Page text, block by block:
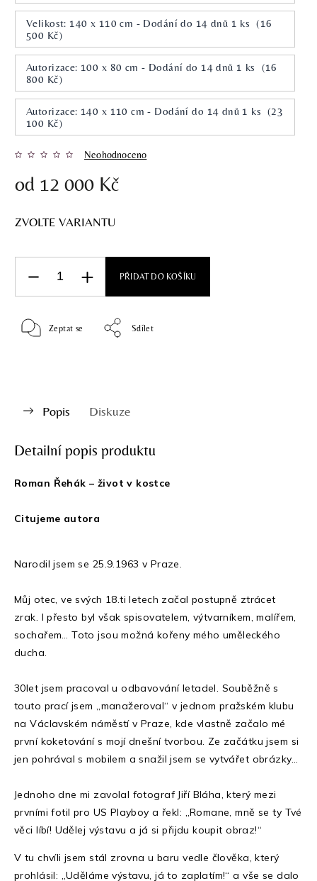
Velikost: 140 x 110 cm - Dodání do 14 dnů 1 ks (16
500 Kč)
Autorizace: 100 x 80 cm - Dodání do 14 dnů 1 ks (16
800 Kč)
Autorizace: 140 x 110 cm - Dodání do 14 dnů 1 ks (23
100 Kč)
Neohodnoceno
od 12 000 Kč
ZVOLTE VARIANTU
PŘIDAT DO KOŠÍKU
Zeptat se Sdílet
Popis Diskuze
Detailní popis produktu
Roman Řehák – život v kostce
Citujeme autora
Narodil jsem se 25.9.1963 v Praze.
Můj otec, ve svých 18.ti letech začal postupně ztrácet
zrak. I přesto byl však spisovatelem, výtvarníkem, malířem,
sochařem… Toto jsou možná kořeny mého uměleckého
ducha.
30let jsem pracoval u odbavování letadel. Souběžně s
touto prací jsem „manažeroval“ v jednom pražském klubu
na Václavském náměstí v Praze, kde vlastně začalo mé
první koketování s mojí dnešní tvorbou. Ze začátku jsem si
jen pohrával s mobilem a snažil jsem se vytvářet obrázky…
Jednoho dne mi zavolal fotograf Jiří Bláha, který mezi
prvními fotil pro US Playboy a řekl: „Romane, mně se ty Tvé
věci líbí! Udělej výstavu a já si přijdu koupit obraz!“
V tu chvíli jsem stál zrovna u baru vedle člověka, který
prohlásil: „Uděláme výstavu, já to zaplatím!“ a vše se dalo